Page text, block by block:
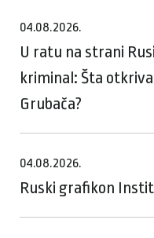
04.08.2026.
U ratu na strani
kriminal: Šta
Grubača?
04.08.2026.
Ruski grafikon